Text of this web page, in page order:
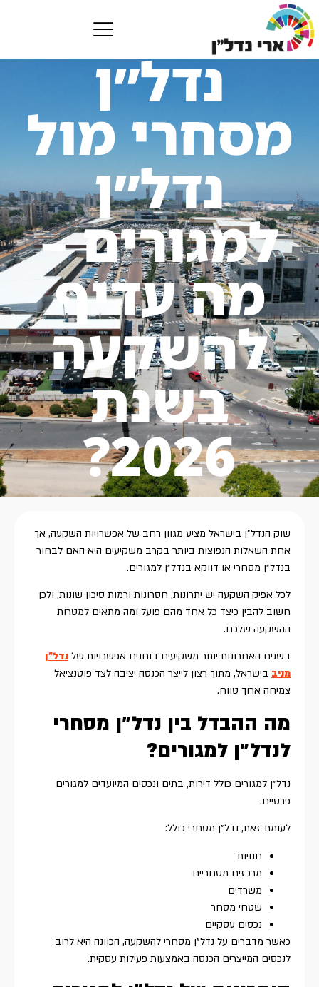
נדל״ן
מסחרי מול
נדל״ן
למגורים –
מה עדיף
להשקעה
בשנת
2026?
שוק הנדל״ן בישראל מציע מגוון רחב של אפשרויות השקעה, אך
אחת השאלות הנפוצות ביותר בקרב משקיעים היא האם לבחור
בנדל״ן מסחרי או דווקא בנדל״ן למגורים.
לכל אפיק השקעה יש יתרונות, חסרונות ורמות סיכון שונות, ולכן
חשוב להבין כיצד כל אחד מהם פועל ומה מתאים למטרות
ההשקעה שלכם.
בשנים האחרונות יותר משקיעים בוחנים אפשרויות של נדל״ן
מניב בישראל, מתוך רצון לייצר הכנסה יציבה לצד פוטנציאל
צמיחה ארוך טווח.
מה ההבדל בין נדל״ן מסחרי
לנדל״ן למגורים?
נדל״ן למגורים כולל דירות, בתים ונכסים המיועדים למגורים
פרטיים.
לעומת זאת, נדל״ן מסחרי כולל:
חנויות
מרכזים מסחריים
משרדים
שטחי מסחר
נכסים עסקיים
כאשר מדברים על נדל״ן מסחרי להשקעה, הכוונה היא לרוב
לנכסים המייצרים הכנסה באמצעות פעילות עסקית.